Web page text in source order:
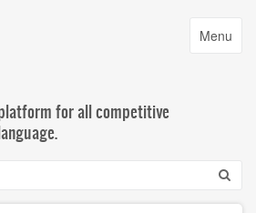
Toggle
Menu
for all competitive